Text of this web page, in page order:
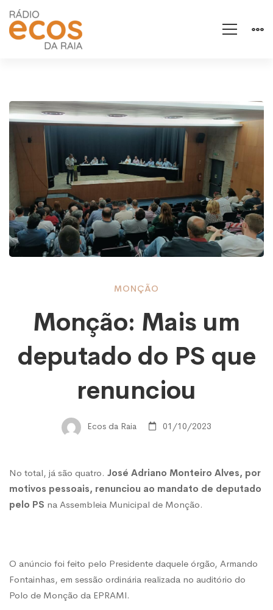
Monção:
Mais
deputado
do
PS
renunciou
MONÇÃO
Monção: Mais um
deputado do PS que
renunciou
Ecos da Raia 01/10/2023
No total, já são quatro. José Adriano Monteiro Alves, por
motivos pessoais, renunciou ao mandato de deputado
pelo PS na Assembleia Municipal de Monção.
O anúncio foi feito pelo Presidente daquele órgão, Armando
Fontainhas, em sessão ordinária realizada no auditório do
Polo de Monção da EPRAMI.